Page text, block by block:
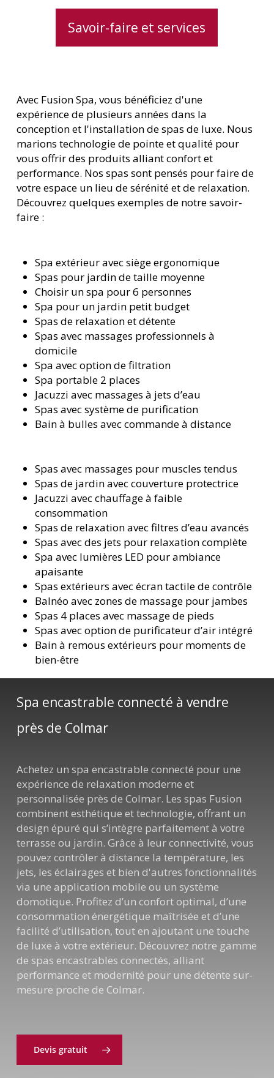
Savoir-faire et services
Avec Fusion Spa, vous bénéficiez d'une
expérience de plusieurs années dans la
conception et l'installation de spas de luxe. Nous
marions technologie de pointe et qualité pour
vous offrir des produits alliant confort et
performance. Nos spas sont pensés pour faire de
votre espace un lieu de sérénité et de relaxation.
Découvrez quelques exemples de notre savoir-
faire :
Spa extérieur avec siège ergonomique
Spas pour jardin de taille moyenne
Choisir un spa pour 6 personnes
Spa pour un jardin petit budget
Spas de relaxation et détente
Spas avec massages professionnels à
domicile
Spa avec option de filtration
Spa portable 2 places
Jacuzzi avec massages à jets d’eau
Spas avec système de purification
Bain à bulles avec commande à distance
Spas avec massages pour muscles tendus
Spas de jardin avec couverture protectrice
Jacuzzi avec chauffage à faible
consommation
Spas de relaxation avec filtres d’eau avancés
Spas avec des jets pour relaxation complète
Spa avec lumières LED pour ambiance
apaisante
Spas extérieurs avec écran tactile de contrôle
Balnéo avec zones de massage pour jambes
Spas 4 places avec massage de pieds
Spas avec option de purificateur d’air intégré
Bain à remous extérieurs pour moments de
bien-être
Spa encastrable connecté à vendre
près de Colmar
Achetez un spa encastrable connecté pour une
expérience de relaxation moderne et
personnalisée près de Colmar. Les spas Fusion
combinent esthétique et technologie, offrant un
design épuré qui s’intègre parfaitement à votre
terrasse ou jardin. Grâce à leur connectivité, vous
pouvez contrôler à distance la température, les
jets, les éclairages et bien d'autres fonctionnalités
via une application mobile ou un système
domotique. Profitez d’un confort optimal, d’une
consommation énergétique maîtrisée et d’une
facilité d’utilisation, tout en ajoutant une touche
de luxe à votre extérieur. Découvrez notre gamme
de spas encastrables connectés, alliant
performance et modernité pour une détente sur-
mesure proche de Colmar.
Devis gratuit